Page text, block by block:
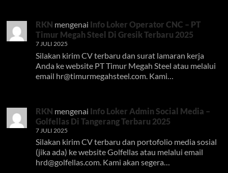
RKN mengenai Info Loker Operator CNC – PT
Timur Megah Steel Di Gresik Terbaru 2025
7 JULI 2025
Silakan kirim CV terbaru dan surat lamaran kerja
Anda ke website PT Timur Megah Steel atau melalui
email hr@timurmegahsteel.com . Kami…
RKN mengenai Info Loker Admin Social Media –
Golfellas Di Tangerang Terbaru 2025
7 JULI 2025
Silakan kirim CV terbaru dan portofolio media sosial
(jika ada) ke website Golfellas atau melalui email
hrd@golfellas.com. Kami akan segera…